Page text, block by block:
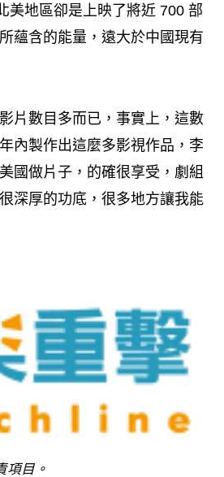
美地區卻是上映了將近 700 部
蘊含的能量，遠大於中國現有
片數目多而已，事實上，這數
內製作出這麼多影視作品，李
國做片子，的確很享受，劇組
深厚的功底，很多地方讓我能
項目。